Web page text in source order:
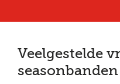
Veelgestelde
seasonbanden